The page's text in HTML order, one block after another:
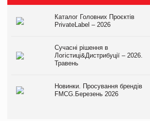
Каталог Головних Проєктів
PrivateLabel – 2026
Сучасні рішення в
Логістиці&Дистрибуції – 2026.
Травень
Новинки. Просування брендів
FMCG.Березень 2026